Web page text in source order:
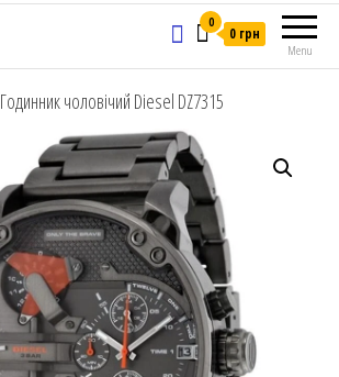
Menu
0
0 грн
Годинник чоловічий Diesel DZ7315